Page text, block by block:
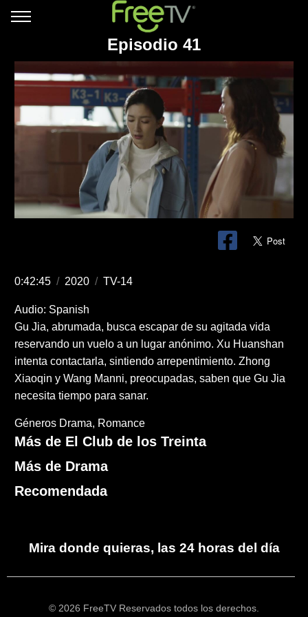
Episodio 41
0:42:45 / 2020 / TV-14
Audio: Spanish
Gu Jia, abrumada, busca escapar de su agitada vida
reservando un vuelo a un lugar anónimo. Xu Huanshan
intenta contactarla, sintiendo arrepentimiento. Zhong
Xiaoqin y Wang Manni, preocupadas, saben que Gu Jia
necesita tiempo para sanar.
Géneros Drama Romance
Más de El Club de los Treinta
Más de Drama
Recomendada
Mira donde quieras, las 24 horas del día
© 2026 FreeTV Reservados todos los derechos.